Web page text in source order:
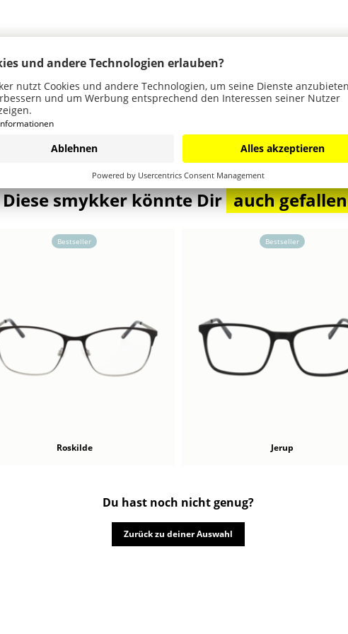
Diese smykker könnte Dir auch gefallen
Bestseller
Roskilde
Bestseller
Jerup
Du hast noch nicht genug?
Zurück zu deiner Auswahl